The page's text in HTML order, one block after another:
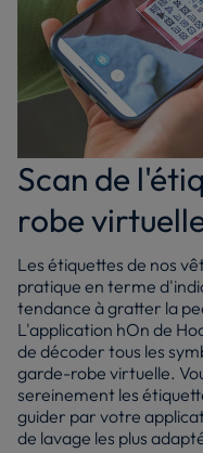
Scan de
robe
Les étiquettes de nos
pratique en terme
tendance à gratter la
L'application hOn de
de décoder tous les
garde-robe virtuelle.
sereinement les
guider par votre
de lavage les plus